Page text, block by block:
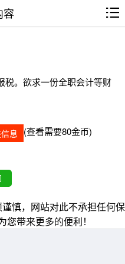
容
税。欲求一份全职会计等财
息 (查看需要80金币)
慎，网站对此不承担任何保
带来更多的便利！